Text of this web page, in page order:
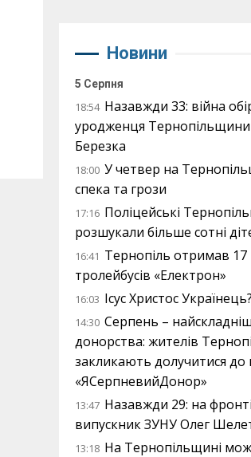
Новини
5 Серпня
18:54 Назавжди 33: війна
уродженця
Березка
18:00 У четвер на
спека та грози
17:16 Поліцейські
розшукали більше сотні
16:41 Тернопіль отримав
тролейбусів «Електрон»
16:03 Ісус Христос Українець?
14:30 Серпень –
донорства: жителів
закликають долучитися до
«ЯСерпневийДонор»
13:47 Назавжди 29: на
випускник ЗУНУ Олег
13:18 На Тернопільщині